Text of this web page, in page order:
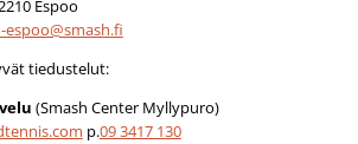
Espoo
espoo@smash.fi
tiedustelut:
(Smash Center Myllypuro)
p.09 3417 130